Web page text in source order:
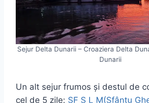
Sejur Delta Dunarii – Croaziera Delta
Dunarii
Un alt sejur frumos și destul de
cel de 5 zile: SF S L M(Sfântu